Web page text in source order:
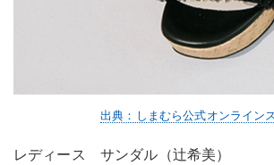
出典：しまむら公式オンライン
レディース サンダル（辻希美）